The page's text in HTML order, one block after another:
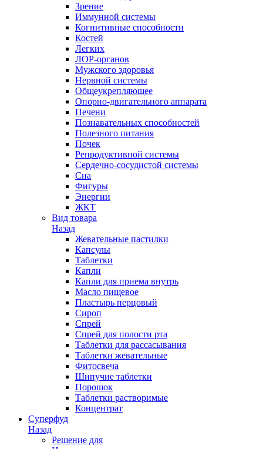
Зрение
Иммунной системы
Когнитивные способности
Костей
Легких
ЛОР-органов
Мужского здоровья
Нервной системы
Общеукрепляющее
Опорно-двигательного аппарата
Печени
Познавательных способностей
Полезного питания
Почек
Репродуктивной системы
Сердечно-сосудистой системы
Сна
Фигуры
Энергии
ЖКТ
Вид товара
Назад
Жевательные пастилки
Капсулы
Таблетки
Капли
Капли для приема внутрь
Масло пищевое
Пластырь перцовый
Сироп
Спрей
Спрей для полости рта
Таблетки для рассасывания
Таблетки жевательные
Фитосвеча
Шипучие таблетки
Порошок
Таблетки растворимые
Концентрат
Суперфуд
Назад
Решение для